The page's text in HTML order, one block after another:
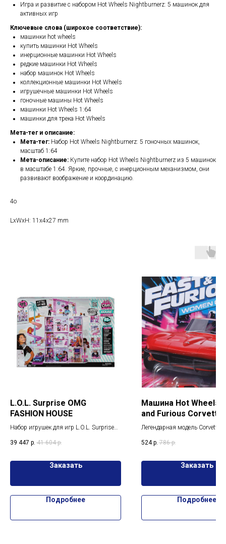
Игра и развитие с набором Hot Wheels Nightburnerz: 5 машинок для
активных игр
Ключевые слова (широкое соответствие):
машинки hot wheels
купить машинки Hot Wheels
инерционные машинки Hot Wheels
редкие машинки Hot Wheels
набор машинок Hot Wheels
коллекционные машинки Hot Wheels
игрушечные машинки Hot Wheels
гоночные машины Hot Wheels
машинки Hot Wheels 1:64
машинки для трека Hot Wheels
Мета-тег и описание:
Мета-тег: Набор Hot Wheels Nightburnerz: 5 гоночных машинок,
масштаб 1:64
Мета-описание: Купите набор Hot Wheels Nightburnerz из 5 машинок
в масштабе 1:64. Яркие, прочные, с инерционным механизмом, они
развивают воображение и координацию.
4о
LxWxH: 11x4x27 mm
L.O.L. Surprise OMG
FASHION HOUSE
Набор игрушек для игр L.O.L. Surprise
39 447 р. 41 604 р.
Заказать
Подробнее
Машина Hot Wheels
and Furious Corvette
Stingray Coupe 5/5
Легендарная модель Corvette
Машина Hot Wheels Fast and
524 р. 786 р.
Заказать
Подробнее